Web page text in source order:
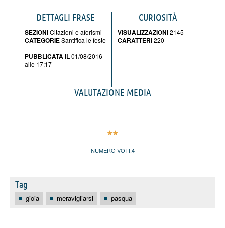
DETTAGLI FRASE
SEZIONICitazioni e aforismi
CATEGORIESantifica le feste
PUBBLICATA IL01/08/2016
alle 17:17
CURIOSITÀ
VISUALIZZAZIONI2145
CARATTERI220
VALUTAZIONE MEDIA
NUMERO VOTI:4
Tag
gioia meravigliarsi pasqua